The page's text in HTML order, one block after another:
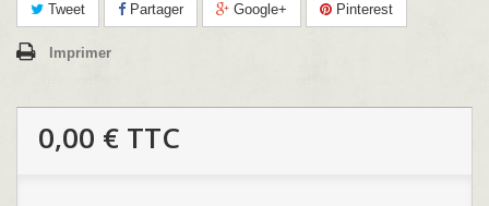
Tweet Partager Google+ Pinterest
Imprimer
0,00 € TTC